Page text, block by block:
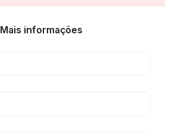
Mais informações